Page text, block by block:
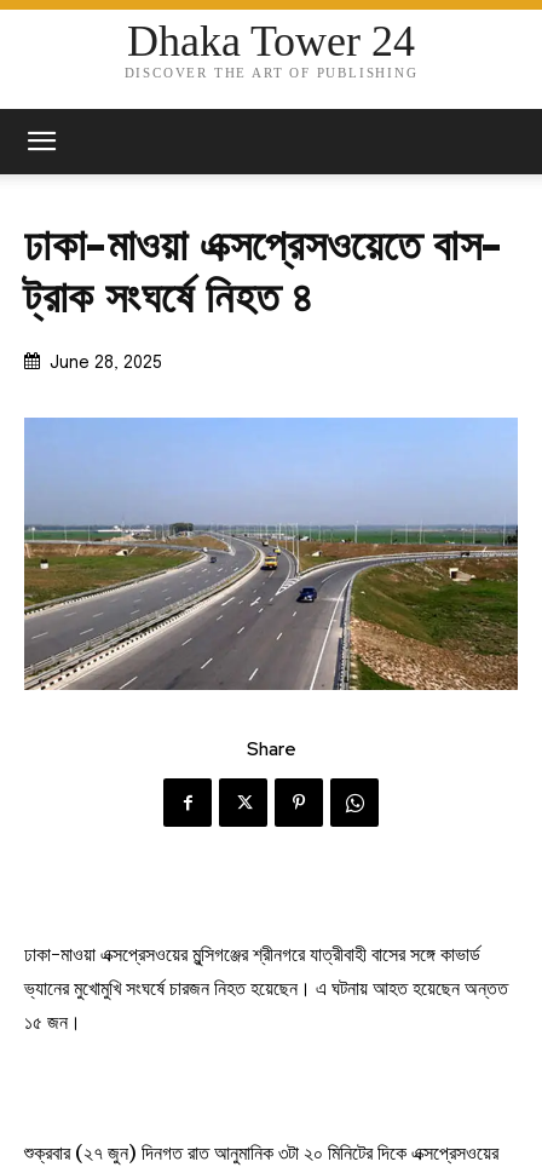
Dhaka Tower 24
DISCOVER THE ART OF PUBLISHING
ঢাকা-মাওয়া এক্সপ্রেসওয়েতে বাস-
ট্রাক সংঘর্ষে নিহত ৪
June 28, 2025
Share
ঢাকা-মাওয়া এক্সপ্রেসওয়ের মুন্সিগঞ্জের শ্রীনগরে যাত্রীবাহী বাসের সঙ্গে কাভার্ড
ভ্যানের মুখোমুখি সংঘর্ষে চারজন নিহত হয়েছেন। এ ঘটনায় আহত হয়েছেন অন্তত
১৫ জন।
শুক্রবার (২৭ জুন) দিনগত রাত আনুমানিক ৩টা ২০ মিনিটের দিকে এক্সপ্রেসওয়ের